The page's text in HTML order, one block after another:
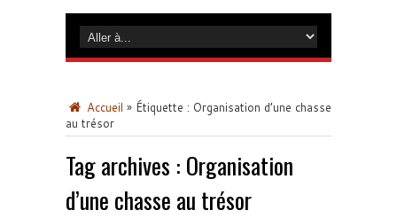
Accueil » Étiquette : Organisation d’une chasse
au trésor
Tag archives : Organisation
d’une chasse au trésor